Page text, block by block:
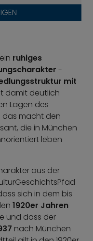
ruhiges
-
mit
damit deutlich
Lagen des
das macht den
die in München
leben
aus der
sich in dem bis
1920er Jahren
und dass der
nach München